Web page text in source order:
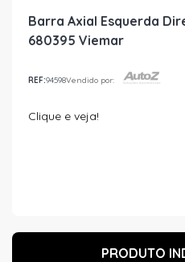
Barra Axial Esquerda
680395 Viemar
REF:94598Vendido por:
Clique e veja!
PRODUTO